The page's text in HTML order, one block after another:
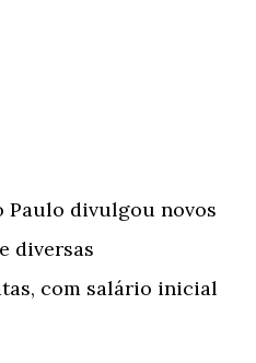
Paulo divulgou novos
diversas
com salário inicial